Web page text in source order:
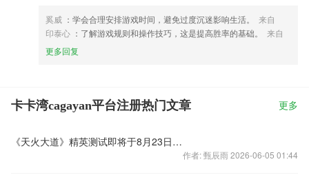
奚威 ：学会合理安排游戏时间，避免过度沉迷影响生活。
来自
印泰心 ：了解游戏规则和操作技巧，这是提高胜率的基础。
来自
更多回复
卡卡湾cagayan平台注册热门文章 更多
《天火大道》精英测试即将于8月23日开测
作者: 甄辰雨 2026-06-05 01:44